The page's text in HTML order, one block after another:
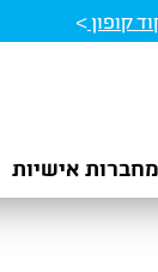
קופון>
מחברות אישיות